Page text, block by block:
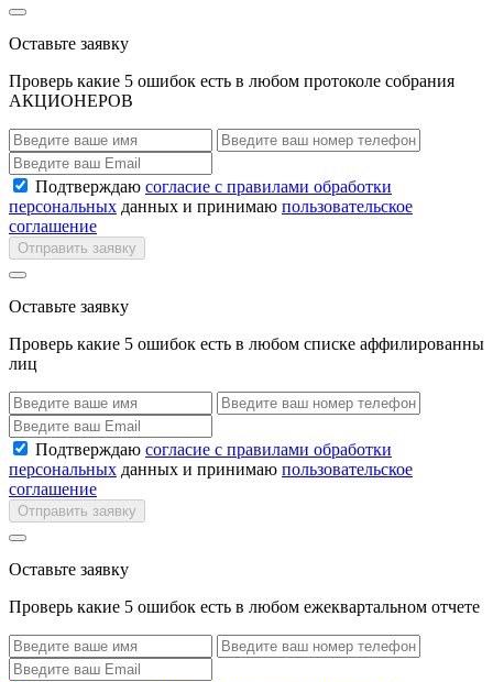
Оставьте заявку
Проверь какие 5 ошибок есть в любом протоколе собрания
АКЦИОНЕРОВ
Подтверждаю согласие с правилами обработки
персональных данных и принимаю пользовательское
соглашение
Отправить заявку
Оставьте заявку
Проверь какие 5 ошибок есть в любом списке аффилированны
лиц
Подтверждаю согласие с правилами обработки
персональных данных и принимаю пользовательское
соглашение
Отправить заявку
Оставьте заявку
Проверь какие 5 ошибок есть в любом ежеквартальном отчете